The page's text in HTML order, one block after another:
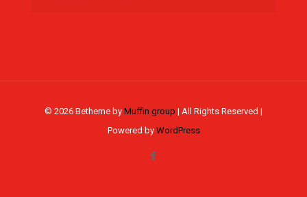
© 2026 Betheme by Muffin group | All Rights Reserved |
Powered by WordPress